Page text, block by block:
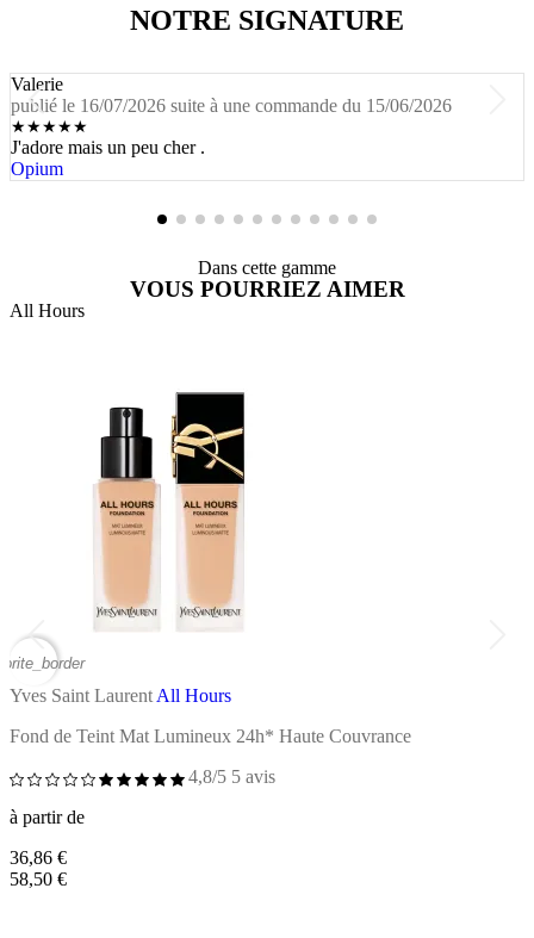
NOTRE SIGNATURE
Valerie
publié le 16/07/2026 suite à une commande du 15/06/2026
★★★★★
J'adore mais un peu cher .
Opium
Dans cette gamme
VOUS POURRIEZ AIMER
All Hours
Yves Saint Laurent All Hours
Fond de Teint Mat Lumineux 24h* Haute Couvrance
4,8/5 5 avis
à partir de
36,86 €
58,50 €